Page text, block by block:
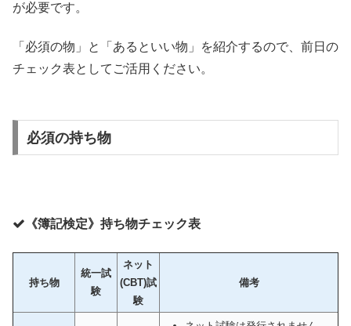
が必要です。
「必須の物」と「あるといい物」を紹介するので、前日の
チェック表としてご活用ください。
必須の持ち物
《簿記検定》持ち物チェック表
持ち物
統一試
験
ネット
(CBT)試
験
備考